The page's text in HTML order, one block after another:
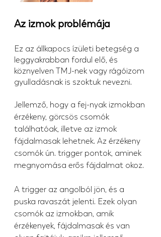
Az izmok problémája
Ez az állkapocs ízületi betegség a
leggyakrabban fordul elő, és
köznyelven TMJ-nek vagy rágóizom
gyulladásnak is szoktuk nevezni.
Jellemző, hogy a fej-nyak izmokban
érzékeny, görcsös csomók
találhatóak, illetve az izmok
fájdalmasak lehetnek. Az érzékeny
csomók ún. trigger pontok, aminek
megnyomása erős fájdalmat okoz.
A trigger az angolból jön, és a
puska ravaszát jelenti. Ezek olyan
csomók az izmokban, amik
érzékenyek, fájdalmasak és van